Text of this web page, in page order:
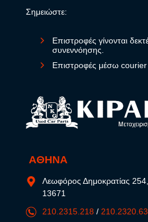
Σημειώστε:
Επιστροφές γίνονται
συνεννόησης.
Επιστροφές μέσω courier
ΑΘΗΝΑ
Λεωφόρος Δημοκρατίας 254,
13671
210.2315.218 /